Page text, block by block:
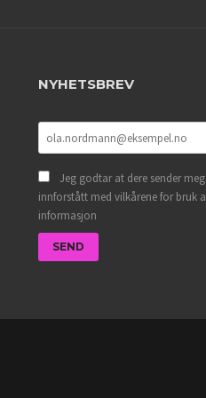
NYHETSBREV
Jeg godtar at dere sender
innforstått med vilkårene for bruk
informasjon